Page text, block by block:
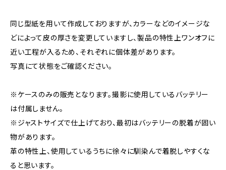
同じ型紙を用いて作成しておりますが、カラーなどのイメージな
どによって皮の厚さを変更していますし、製品の特性上ワンオフに
近い工程が入るため、それぞれに個体差があります。
写真にて状態をご確認ください。
※ケースのみの販売となります。撮影に使用しているバッテリー
は付属しません。
※ジャストサイズで仕上げており、最初はバッテリーの脱着が固い
物があります。
革の特性上、使用しているうちに徐々に馴染んで着脱しやすくな
ると思います。